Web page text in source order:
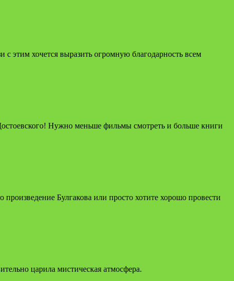
с этим хочется выразить огромную благодарность всем
Нужно меньше фильмы смотреть и больше книги
Булгакова или просто хотите хорошо провести
царила мистическая атмосфера.